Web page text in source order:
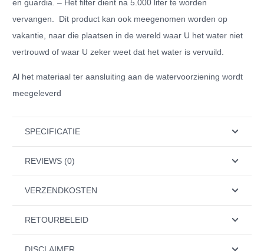
en guardia. – Het filter dient na 5.000 liter te worden
vervangen. Dit product kan ook meegenomen worden op
vakantie, naar die plaatsen in de wereld waar U het water niet
vertrouwd of waar U zeker weet dat het water is vervuild.
Al het materiaal ter aansluiting aan de watervoorziening wordt
meegeleverd
SPECIFICATIE
REVIEWS (0)
VERZENDKOSTEN
RETOURBELEID
DISCLAIMER